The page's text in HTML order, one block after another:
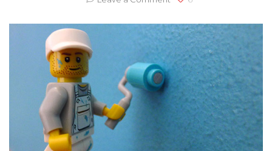
d’aménagement
pour
une
chambre
d’adolescent
!